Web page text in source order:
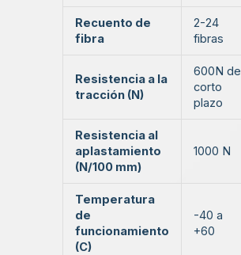
Recuento de
fibra
2-24
fibras
Resistencia a la
tracción (N)
600N de
corto
plazo
Resistencia al
aplastamiento
(N/100 mm)
1000 N
Temperatura
de
funcionamiento
(C)
-40 a
+60